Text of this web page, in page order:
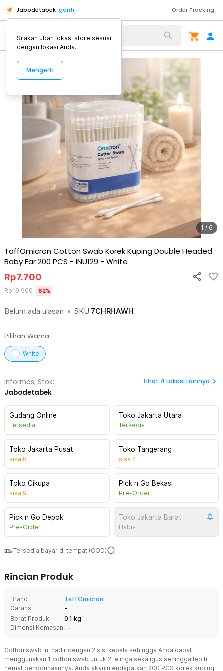
Jabodetabek ganti Order Tracking
Alat Kopi
1 / 6
TaffOmicron Cotton Swab Korek Kuping Double Headed
Baby Ear 200 PCS - INU129 - White
Belum ada ulasan • SKU 7CHRHAWH
Rp7.700
Rp19.900 62%
Pilihan Warna:
White
Informasi Stok:
Jabodetabek
Lihat 4 Lokasi Lainnya
Gudang Online
Tersedia
Toko Jakarta Utara
Tersedia
Toko Jakarta Pusat
sisa 8
Toko Tangerang
sisa 4
Toko Cikupa
sisa 9
Pick n Go Bekasi
Pre-Order
Pick n Go Depok
Pre-Order
Toko Jakarta Barat
Habis
Tersedia bayar di tempat (COD)
Rincian Produk
Brand
TaffOmicron
Garansi
-
Berat Produk
0.1 kg
Dimensi Kemasan : -
Cotton swab ini hadir dengan 2 sisi kepala sehingga Anda dapat
menggunakan 1 cotton swab untuk 2 telinga sekaligus sehingga lebih
hemat penggunaannya. Anda akan mendapatkan 200 PCS korek kuping
Silakan ubah lokasi store sesuai
dengan lokasi Anda.
Mengerti